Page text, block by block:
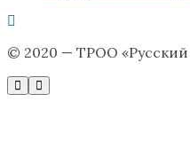
© 2020 — ТРОО «Русский